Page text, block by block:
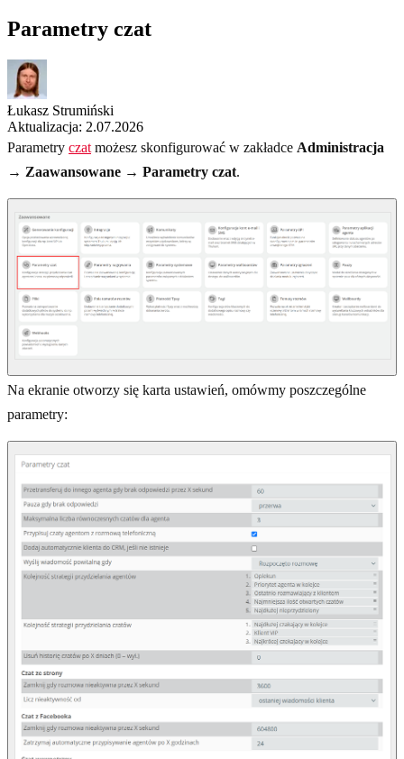
Parametry czat
Łukasz Strumiński
Aktualizacja: 2.07.2026
Parametry czat możesz skonfigurować w zakładce Administracja
→ Zaawansowane → Parametry czat.
Na ekranie otworzy się karta ustawień, omówmy poszczególne
parametry: